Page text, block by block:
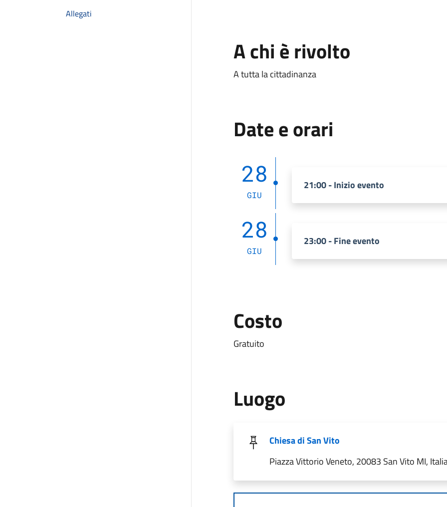
Allegati
A chi è rivolto
A tutta la cittadinanza
Date e orari
28
GIU
21:00 - Inizio evento
28
GIU
23:00 - Fine evento
Costo
Gratuito
Luogo
Chiesa di San Vito
Piazza Vittorio Veneto, 20083 San Vito MI,